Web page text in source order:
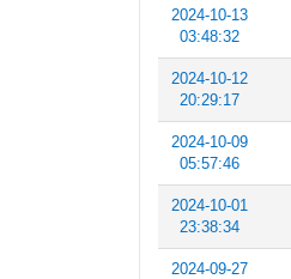
2024-10-13
03:48:32
2024-10-12
20:29:17
2024-10-09
05:57:46
2024-10-01
23:38:34
2024-09-27